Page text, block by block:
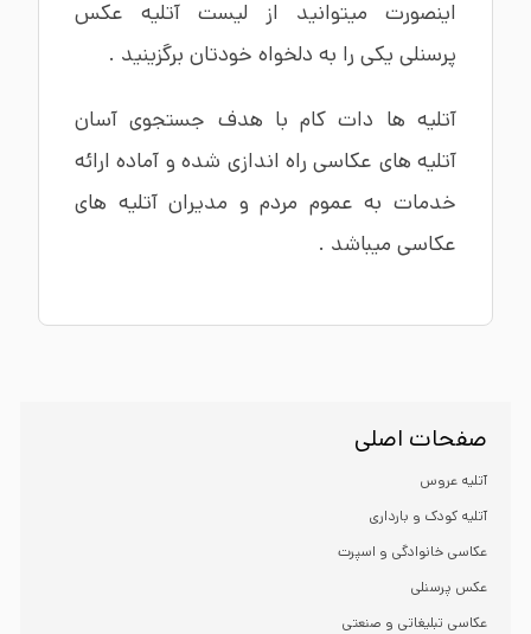
اینصورت میتوانید از لیست آتلیه عکس
پرسنلی یکی را به دلخواه خودتان برگزینید .
آتلیه ها دات کام با هدف جستجوی آسان
آتلیه های عکاسی راه اندازی شده و آماده ارائه
خدمات به عموم مردم و مدیران آتلیه های
عکاسی میباشد .
صفحات اصلی
آتلیه عروس
آتلیه کودک و بارداری
عکاسی خانوادگی و اسپرت
عکس پرسنلی
عکاسی تبلیغاتی و صنعتی